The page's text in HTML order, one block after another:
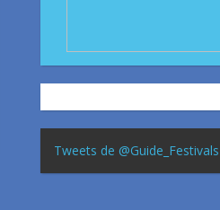
Tweets de @Guide_Festivals